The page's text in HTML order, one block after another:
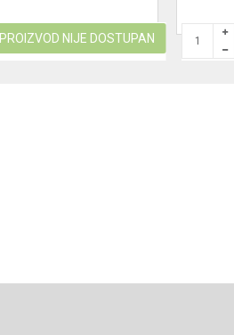
PROIZVOD NIJE DOSTUPAN